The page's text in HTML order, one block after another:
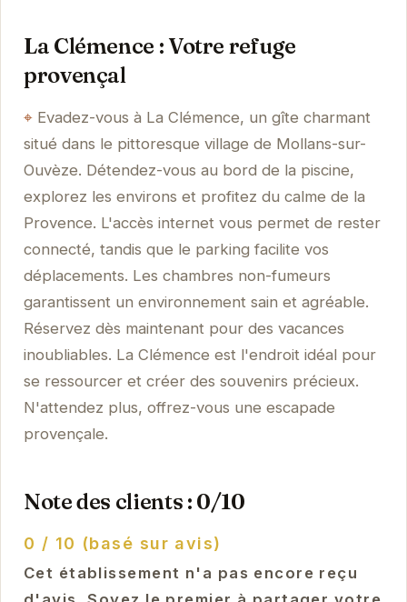
La Clémence : Votre refuge
provençal
Evadez-vous à La Clémence, un gîte charmant
situé dans le pittoresque village de Mollans-sur-
Ouvèze. Détendez-vous au bord de la piscine,
explorez les environs et profitez du calme de la
Provence. L'accès internet vous permet de rester
connecté, tandis que le parking facilite vos
déplacements. Les chambres non-fumeurs
garantissent un environnement sain et agréable.
Réservez dès maintenant pour des vacances
inoubliables. La Clémence est l'endroit idéal pour
se ressourcer et créer des souvenirs précieux.
N'attendez plus, offrez-vous une escapade
provençale.
Note des clients : 0/10
0 / 10 (basé sur avis)
Cet établissement n'a pas encore reçu